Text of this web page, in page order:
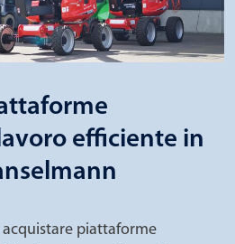
efficiente in
piattaforme